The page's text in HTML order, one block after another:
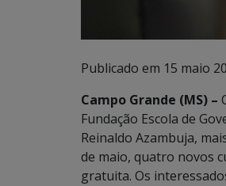
Publicado em 15 maio
Campo Grande (MS) –
Fundação Escola de
Reinaldo Azambuja,
de maio, quatro novos
gratuita. Os